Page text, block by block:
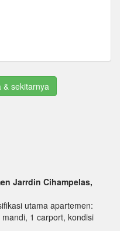
& sekitarnya
Jarrdin Cihampelas,
utama apartemen:
1 carport, kondisi